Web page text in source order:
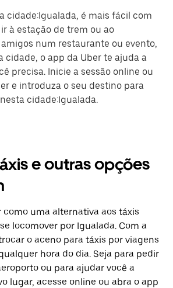
cidade:Igualada, é mais fácil com
à estação de trem ou ao
num restaurante ou evento,
cidade, o app da Uber te ajuda a
precisa. Inicie a sessão online ou
e introduza o seu destino para
cidade:Igualada.
e outras opções
como uma alternativa aos táxis
locomover por Igualada. Com a
o aceno para táxis por viagens
hora do dia. Seja para pedir
ou para ajudar você a
lugar, acesse online ou abra o app